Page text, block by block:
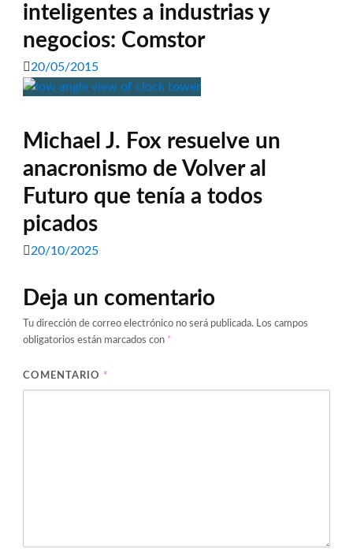
inteligentes a industrias y
negocios: Comstor
20/05/2015
Michael J. Fox resuelve un
anacronismo de Volver al
Futuro que tenía a todos
picados
20/10/2025
Deja un comentario
Tu dirección de correo electrónico no será publicada. Los campos
obligatorios están marcados con *
COMENTARIO *